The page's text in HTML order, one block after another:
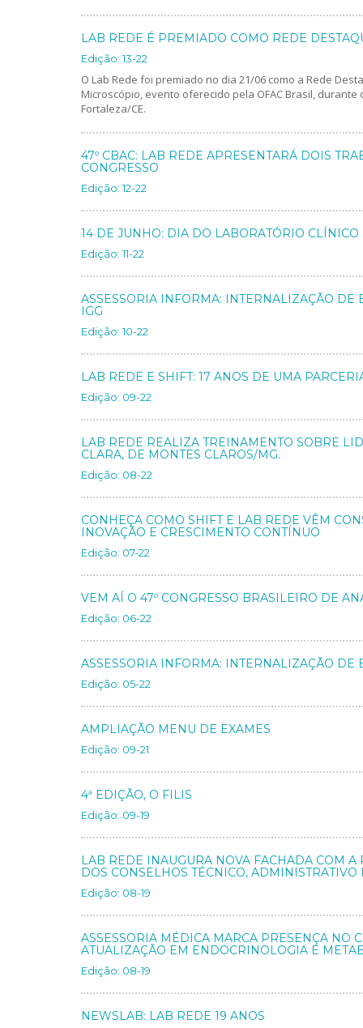
LAB REDE É PREMIADO COMO REDE
Edição: 13-22
O Lab Rede foi premiado no dia 21/06 como a Rede
Microscópio, evento oferecido pela OFAC Brasil, durante
Fortaleza/CE.
47º CBAC: LAB REDE APRESENTARÁ DOIS
CONGRESSO
Edição: 12-22
14 DE JUNHO: DIA DO LABORATÓRIO CLÍNICO
Edição: 11-22
ASSESSORIA INFORMA: INTERNALIZAÇÃO DE
IGG
Edição: 10-22
LAB REDE E SHIFT: 17 ANOS DE UMA
Edição: 09-22
LAB REDE REALIZA TREINAMENTO SOBRE
CLARA, DE MONTES CLAROS/MG.
Edição: 08-22
CONHEÇA COMO SHIFT E LAB REDE VÊM
INOVAÇÃO E CRESCIMENTO CONTÍNUO
Edição: 07-22
VEM AÍ O 47º CONGRESSO BRASILEIRO DE
Edição: 06-22
ASSESSORIA INFORMA: INTERNALIZAÇÃO DE
Edição: 05-22
AMPLIAÇÃO MENU DE EXAMES
Edição: 09-21
4ª EDIÇÃO, O FILIS
Edição: 09-19
LAB REDE INAUGURA NOVA FACHADA COM A
DOS CONSELHOS TÉCNICO, ADMINISTRATIVO
Edição: 08-19
ASSESSORIA MÉDICA MARCA PRESENÇA NO
ATUALIZAÇÃO EM ENDOCRINOLOGIA E
Edição: 08-19
NEWSLAB: LAB REDE 19 ANOS